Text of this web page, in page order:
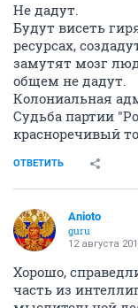
Не дадут.
Будут висеть
ресурсах,
замутят мозг
общем не дадут.
Колониальная
Судьба партии
красноречивый
ОТВЕТИТЬ
Anioto
guru
12 августа
Хорошо,
часть из